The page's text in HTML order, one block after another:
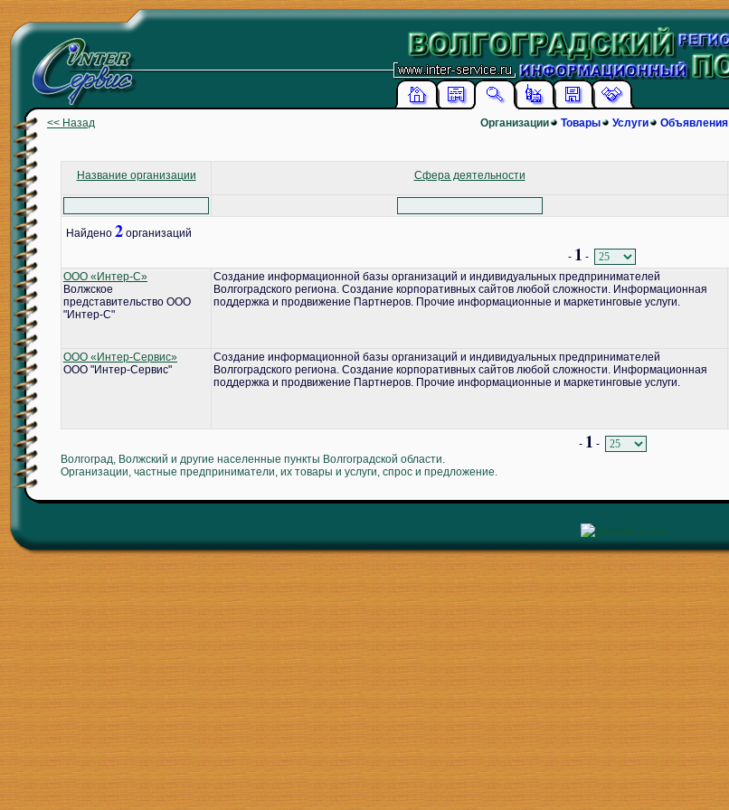
<< Назад Организации Товары Услуги Объявления
Название организации Сфера деятельности
Найдено 2 организаций
- 1 -
ООО «Интер-С»
Волжское
представительство ООО
"Интер-С"
Создание информационной базы организаций и индивидуальных предпринимателей
Волгоградского региона. Создание корпоративных сайтов любой сложности. Информационная
поддержка и продвижение Партнеров. Прочие информационные и маркетинговые услуги.
ООО «Интер-Сервис»
ООО "Интер-Сервис"
Создание информационной базы организаций и индивидуальных предпринимателей
Волгоградского региона. Создание корпоративных сайтов любой сложности. Информационная
поддержка и продвижение Партнеров. Прочие информационные и маркетинговые услуги.
- 1 -
Волгоград, Волжский и другие населенные пункты Волгоградской области.
Организации, частные предприниматели, их товары и услуги, спрос и предложение.